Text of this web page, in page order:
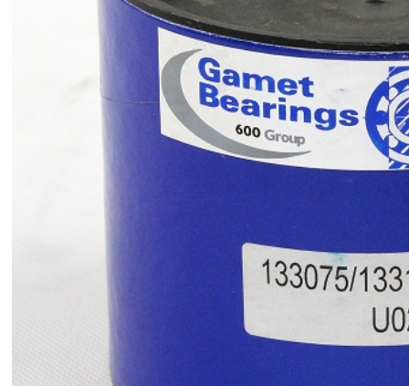
240149X/240241X 英国盖米特圆锥滚子轴承 101038X/101076